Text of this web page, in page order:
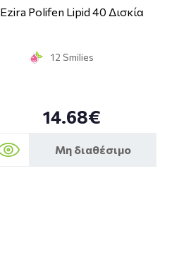
Ezira Polifen Lipid 40 Δισκία
12 Smilies
14.68€
Μη διαθέσιμο